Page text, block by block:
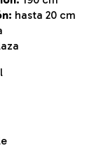
hasta 20 cm